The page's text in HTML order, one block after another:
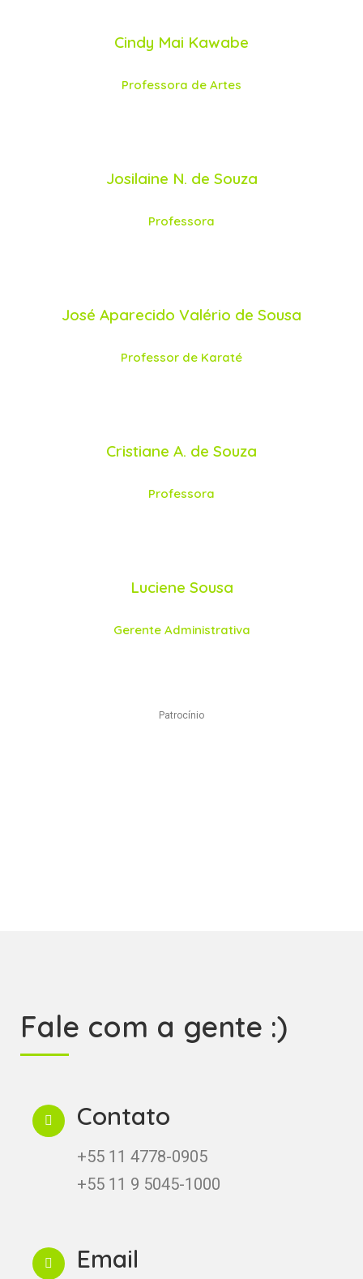
Cindy Mai Kawabe
Professora de Artes
Josilaine N. de Souza
Professora
José Aparecido Valério de Sousa
Professor de Karaté
Cristiane A. de Souza
Professora
Luciene Sousa
Gerente Administrativa
Patrocínio
Fale com a gente :)
Contato
+55 11 4778-0905
+55 11 9 5045-1000
Email